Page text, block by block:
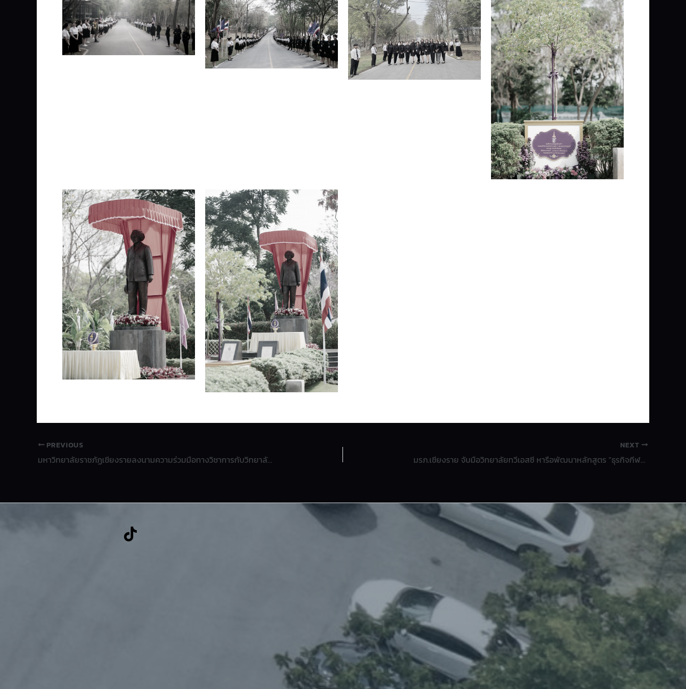
PREVIOUS
มหาวิทยาลัยราชภัฏเชียงรายลงนามความร่วมมือทางวิชาการกับวิทยาลัยอาชีวศึกษาพณิชยการเชียงราย
NEXT
มรภ.เชียงราย จับมือวิทยาลัยทวีเอสซี หารือพัฒนาหลักสูตร “ธุรกิจกีฬา” มุ่งผลิตบัณฑิตตอบโจทย์อุตสาหกรรมกีฬาและตลาดแรงงานยุคใหม่